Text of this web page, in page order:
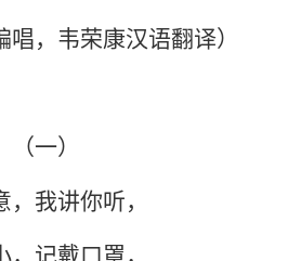
唱，韦荣康汉语翻译）
（一）
，我讲你听，
，记戴口罩，